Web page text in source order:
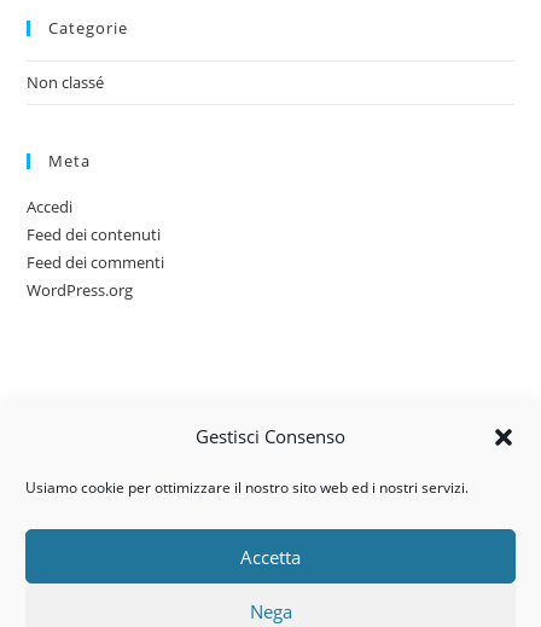
Gestisci Consenso
Usiamo cookie per ottimizzare il nostro sito web ed i nostri servizi.
Accetta
Nega
Categorie
Non classé
Meta
Accedi
Feed dei contenuti
Feed dei commenti
WordPress.org
Via dell’artigianato, 14 – 31030